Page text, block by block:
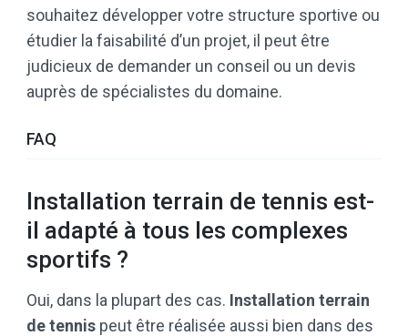
souhaitez développer votre structure sportive ou
étudier la faisabilité d’un projet, il peut être
judicieux de demander un conseil ou un devis
auprès de spécialistes du domaine.
FAQ
Installation terrain de tennis est-
il adapté à tous les complexes
sportifs ?
Oui, dans la plupart des cas. Installation terrain
de tennis peut être réalisée aussi bien dans des